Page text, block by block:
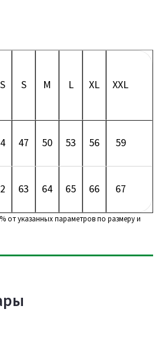
S M L XL XXL
47 50 53 56 59
63 64 65 66 67
от указанных параметров по размеру и